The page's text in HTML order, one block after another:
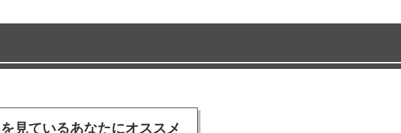
見ているあなたにオススメ